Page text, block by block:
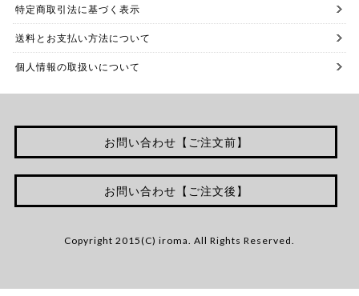
特定商取引法に基づく表示
送料とお支払い方法について
個人情報の取扱いについて
お問い合わせ【ご注文前】
お問い合わせ【ご注文後】
Copyright 2015(C) iroma. All Rights Reserved.